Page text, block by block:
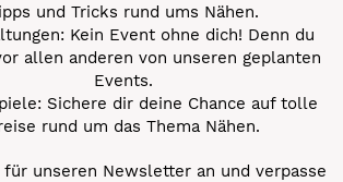
und Tricks rund ums Nähen.
Kein Event ohne dich! Denn du
allen anderen von unseren geplanten
Events.
Sichere dir deine Chance auf tolle
rund um das Thema Nähen.
unseren Newsletter an und verpasse